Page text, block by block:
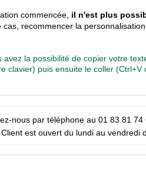
commencée, il n'est plus
cas, recommencer la
avez la possibilité de copier votre
clavier) puis ensuite le coller
nous par téléphone au 01 83 81 74
est ouvert du lundi au vendredi